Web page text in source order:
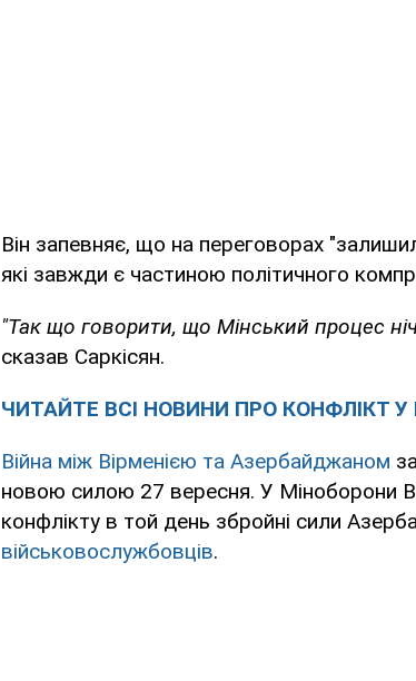
Він запевняє, що на переговорах
які завжди є частиною політичного
"Так що говорити, що Мінський процес
сказав Саркісян.
ЧИТАЙТЕ ВСІ НОВИНИ ПРО КОНФЛІКТ У
Війна між Вірменією та Азербайджаном
новою силою 27 вересня. У Міноборони
конфлікту в той день збройні сили
військовослужбовців.